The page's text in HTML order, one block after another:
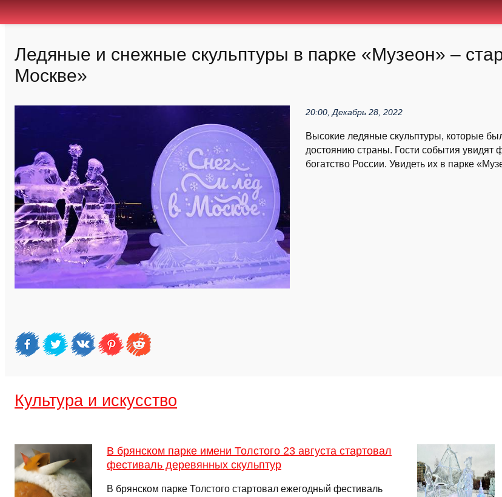
Ледяные и снежные скульптуры в парке «Музеон» –
Москве»
20:00, Декабрь 28, 2022
Высокие ледяные скульптуры, которые
достоянию страны. Гости события увидят
богатство России. Увидеть их в парке
Культура и искусство
В брянском парке имени Толстого 23 августа стартовал
фестиваль деревянных скульптур
В брянском парке Толстого стартовал ежегодный фестиваль